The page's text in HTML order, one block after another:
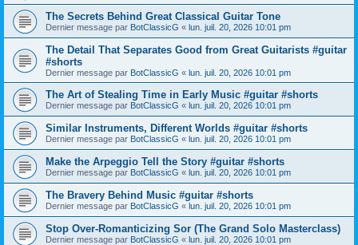
The Secrets Behind Great Classical Guitar Tone
Dernier message par BotClassicG « lun. juil. 20, 2026 10:01 pm
The Detail That Separates Good from Great Guitarists #guitar
#shorts
Dernier message par BotClassicG « lun. juil. 20, 2026 10:01 pm
The Art of Stealing Time in Early Music #guitar #shorts
Dernier message par BotClassicG « lun. juil. 20, 2026 10:01 pm
Similar Instruments, Different Worlds #guitar #shorts
Dernier message par BotClassicG « lun. juil. 20, 2026 10:01 pm
Make the Arpeggio Tell the Story #guitar #shorts
Dernier message par BotClassicG « lun. juil. 20, 2026 10:01 pm
The Bravery Behind Music #guitar #shorts
Dernier message par BotClassicG « lun. juil. 20, 2026 10:01 pm
Stop Over-Romanticizing Sor (The Grand Solo Masterclass)
Dernier message par BotClassicG « lun. juil. 20, 2026 10:01 pm